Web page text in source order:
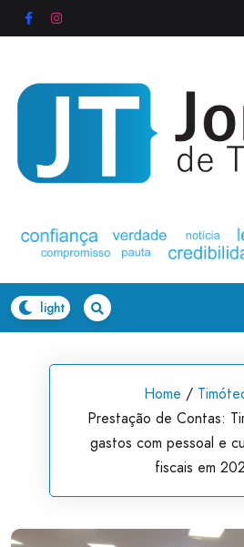
to
Home /
Prestação de Contas:
gastos com pessoal e
fiscais em